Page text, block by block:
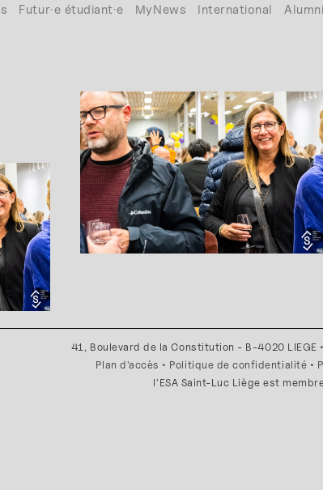
Futur·e étudiant·e MyNews International Alumni
41, Boulevard de la Constitution - B-4020
Plan d'accès • Politique de confidentialité •
l'ESA Saint-Luc Liège est